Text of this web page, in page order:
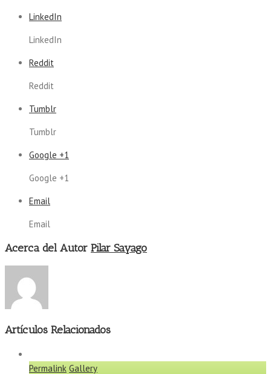
LinkedIn
LinkedIn
Reddit
Reddit
Tumblr
Tumblr
Google +1
Google +1
Email
Email
Acerca del Autor Pilar Sayago
Artículos Relacionados
Permalink Gallery